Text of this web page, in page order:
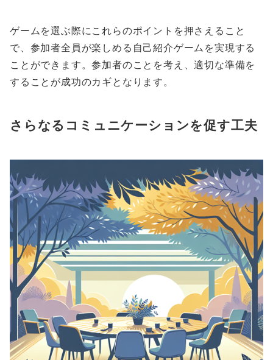
ゲームを選ぶ際にこれらのポイントを押さえること
で、参加者全員が楽しめる自己紹介ゲームを実現する
ことができます。参加者のことを考え、適切な準備を
することが成功のカギとなります。
さらなるコミュニケーションを促す工夫